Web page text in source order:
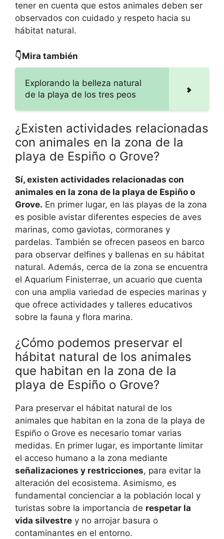
tener en cuenta que estos animales deben ser
observados con cuidado y respeto hacia su
hábitat natural.
👇Mira también
Explorando la belleza natural
de la playa de los tres peos
¿Existen actividades relacionadas
con animales en la zona de la
playa de Espiño o Grove?
Sí, existen actividades relacionadas con
animales en la zona de la playa de Espiño o
Grove. En primer lugar, en las playas de la zona
es posible avistar diferentes especies de aves
marinas, como gaviotas, cormoranes y
pardelas. También se ofrecen paseos en barco
para observar delfines y ballenas en su hábitat
natural. Además, cerca de la zona se encuentra
el Aquarium Finisterrae, un acuario que cuenta
con una amplia variedad de especies marinas y
que ofrece actividades y talleres educativos
sobre la fauna y flora marina.
¿Cómo podemos preservar el
hábitat natural de los animales
que habitan en la zona de la
playa de Espiño o Grove?
Para preservar el hábitat natural de los
animales que habitan en la zona de la playa de
Espiño o Grove es necesario tomar varias
medidas. En primer lugar, es importante limitar
el acceso humano a la zona mediante
señalizaciones y restricciones, para evitar la
alteración del ecosistema. Asimismo, es
fundamental concienciar a la población local y
turistas sobre la importancia de respetar la
vida silvestre y no arrojar basura o
contaminantes en el entorno.